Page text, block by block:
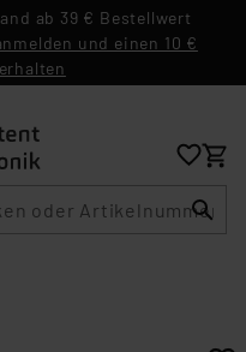
ab 39 € Bestellwert
und einen 10 €